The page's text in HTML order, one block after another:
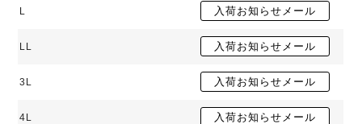
L
LL
3L
4L